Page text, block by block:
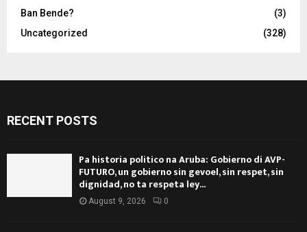
Ban Bende?
(3)
Uncategorized
(328)
RECENT POSTS
Pa historia politico na Aruba: Gobierno di AVP-
FUTURO, un gobierno sin gevoel, sin respet, sin
dignidad, no ta respeta ley...
August 9, 2026 0